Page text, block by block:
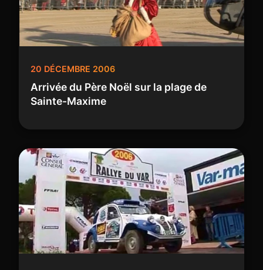
20 DÉCEMBRE 2006
Arrivée du Père Noël sur la plage de
Sainte-Maxime